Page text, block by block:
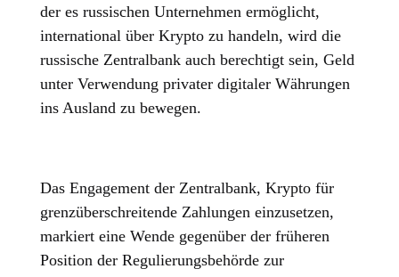
der es russischen Unternehmen ermöglicht,
international über Krypto zu handeln, wird die
russische Zentralbank auch berechtigt sein, Geld
unter Verwendung privater digitaler Währungen
ins Ausland zu bewegen.
Das Engagement der Zentralbank, Krypto für
grenzüberschreitende Zahlungen einzusetzen,
markiert eine Wende gegenüber der früheren
Position der Regulierungsbehörde zur